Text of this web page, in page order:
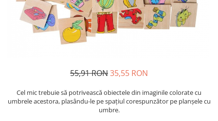
55,91 RON35,55 RON
Cel mic trebuie să potrivească obiectele din imaginile colorate cu
umbrele acestora, plasându-le pe spațiul corespunzător pe planșele cu
umbre.